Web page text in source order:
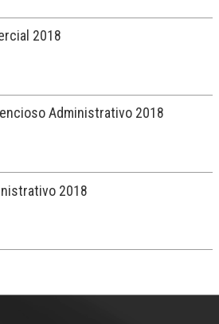
2018
Administrativo 2018
2018